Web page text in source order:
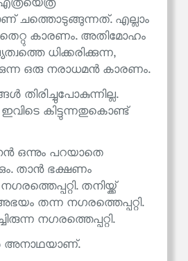
ചത്തൊടുങ്ങുന്നത്. എല്ലാം
കാരണം. അതിമോഹം
ധിക്കരിക്കുന്ന,
ഒരു നരാധമൻ കാരണം.
തിരിച്ചുപോകുന്നില്ല.
കിട്ടുന്നതുകൊണ്ട്
ഒന്നും പറയാതെ
താൻ ഭക്ഷണം
തനിയ്ക്ക്
തന്ന നഗരത്തെപ്പറ്റി.
നഗരത്തെപ്പറ്റി.
അനാഥയാണ്.